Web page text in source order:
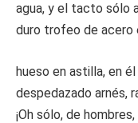
agua, y el tacto sólo
duro trofeo de acero
hueso en astilla, en
despedazado arnés,
¡Oh sólo, de